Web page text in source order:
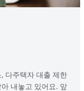
다주택자 대출 제한
내놓고 있어요. 앞